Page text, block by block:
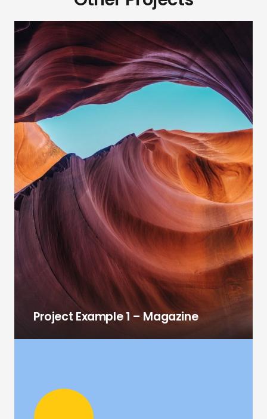
Project Example 1 – Magazine